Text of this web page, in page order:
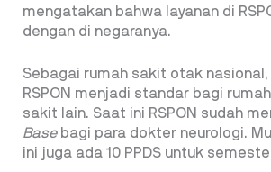
mengatakan bahwa layanan di
dengan di negaranya.
Sebagai rumah sakit otak nasional,
RSPON menjadi standar bagi
sakit lain. Saat ini RSPON sudah
Basebagi para dokter neurologi.
ini juga ada 10 PPDS untuk